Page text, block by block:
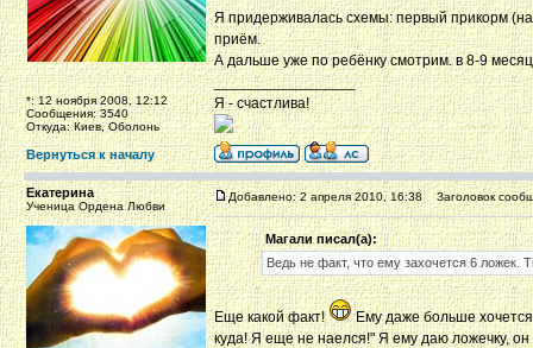
*: 12 ноября 2008, 12:12
Сообщения: 3540
Откуда: Киев, Оболонь
Я придерживалась схемы: первый прикорм
приём.
А дальше уже по ребёнку смотрим. в 8-9
_________________
Я - счастлива!
Вернуться к началу
Екатерина
Ученица Ордена Любви
Добавлено: 2 апреля 2010, 16:38 Заголовок
Магали писал(а):
Ведь не факт, что ему захочется 6 ложек.
Еще какой факт!
Ему даже больше
куда! Я еще не наелся!" Я ему даю ложечку,